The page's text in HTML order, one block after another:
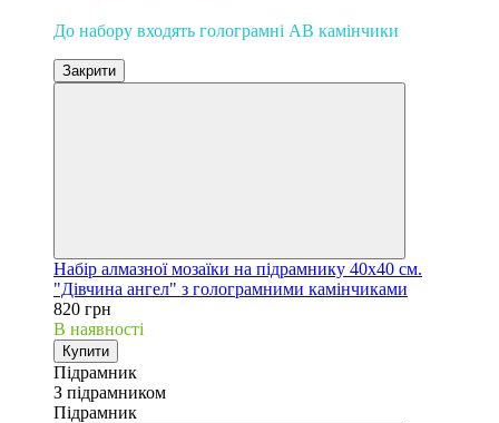
До набору входять голограмні AB камінчики
Закрити
Набір алмазної мозаїки на підрамнику 40х40 см.
"Дівчина ангел" з голограмними камінчиками
820 грн
В наявності
Купити
Підрамник
З підрамником
Підрамник